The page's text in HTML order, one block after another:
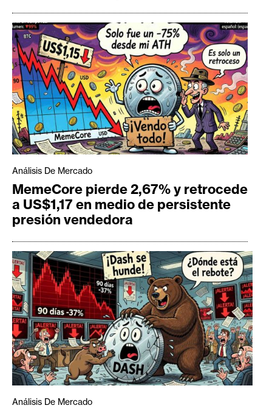
Análisis De Mercado
MemeCore pierde 2,67% y retrocede
a US$1,17 en medio de persistente
presión vendedora
Análisis De Mercado